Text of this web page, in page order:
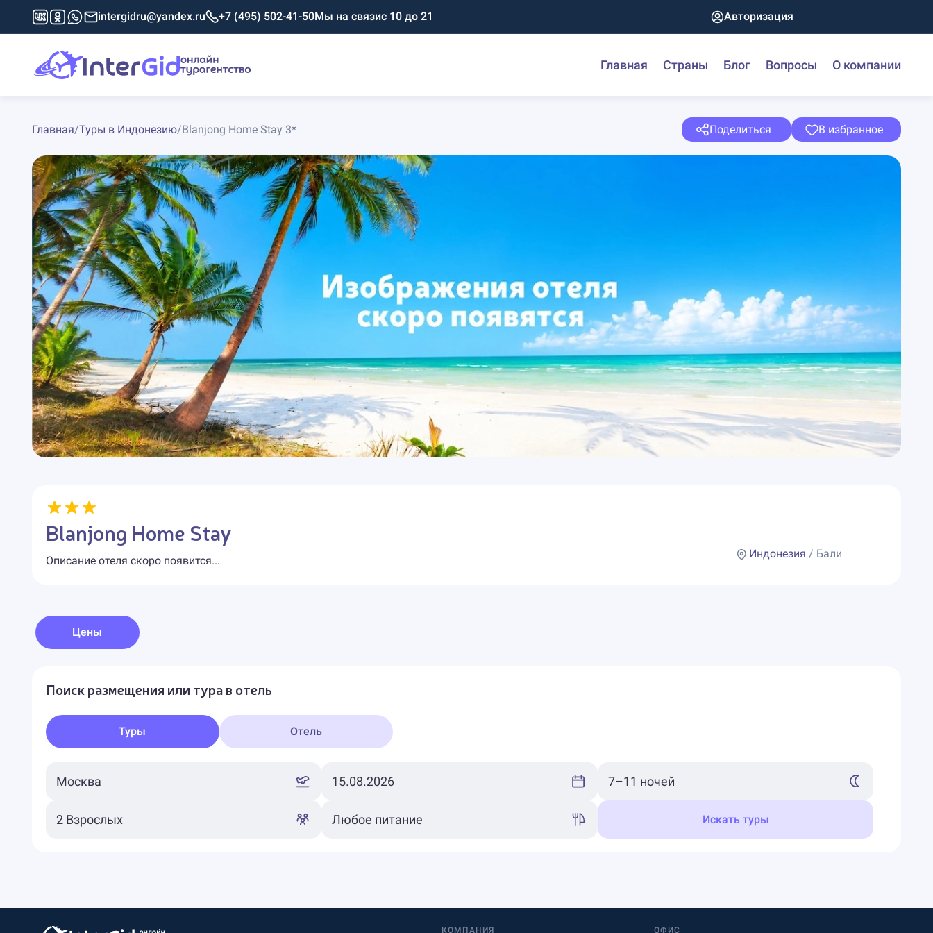
intergidru@yandex.ru +7 (495) 502-41-50Мы на связис 10 до 21 Авторизация
Главная Страны Блог Вопросы О компании
Главная/Туры в Индонезию/Blanjong Home Stay 3* Поделиться В избранное
Blanjong Home Stay
Описание отеля скоро появится...
Индонезия / Бали
Цены
Поиск размещения или тура в отель
Туры Отель
Искать туры
КОМПАНИЯ ОФИС